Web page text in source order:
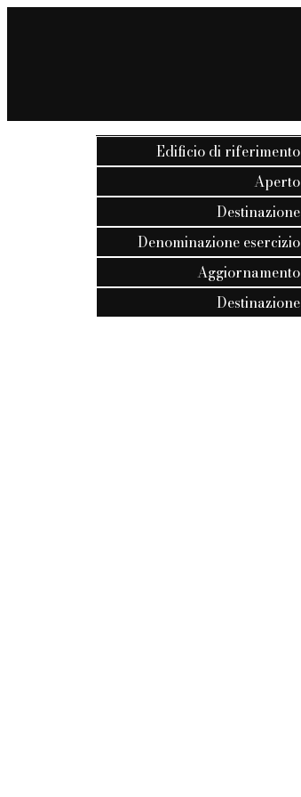
Edificio di riferimento
Aperto
Destinazione
Denominazione esercizio
Aggiornamento
Destinazione